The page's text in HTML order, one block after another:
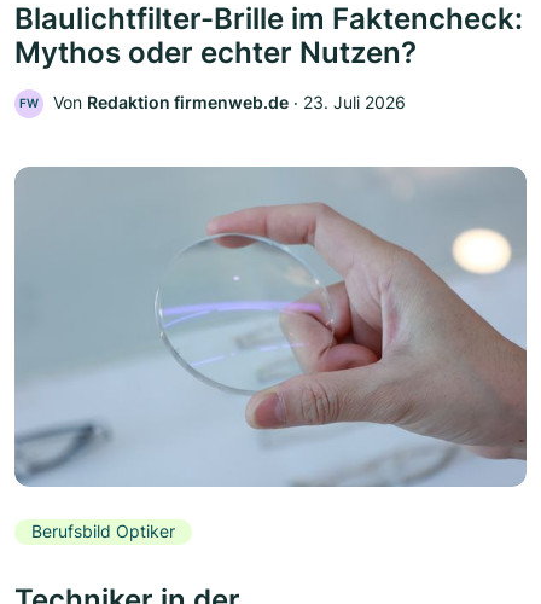
Blaulichtfilter-Brille im Faktencheck:
Mythos oder echter Nutzen?
FW Von Redaktion firmenweb.de ‧ 23. Juli 2026
Berufsbild Optiker